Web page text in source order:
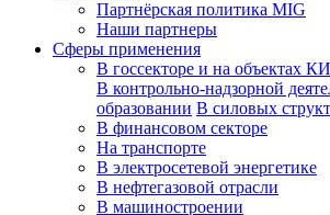
Партнёрская политика MIG
Наши партнеры
Сферы применения
В госсекторе и на объектах КИ
В контрольно-надзорной
образовании В силовых
В финансовом секторе
На транспорте
В электросетевой энергетике
В нефтегазовой отрасли
В машиностроении